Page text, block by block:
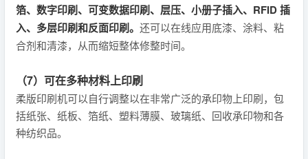
箔、数字印刷、可变数据印刷、层压、小册子插入、RFID 插
入、多层印刷和反面印刷。 还可以在线应用底漆、涂料、粘
合剂和清漆，从而缩短整体修整时间。
（7）可在多种材料上印刷
柔版印刷机可以自行调整以在非常广泛的承印物上印刷，包
括纸张、纸板、箔纸、塑料薄膜、玻璃纸、回收承印物和各
种纺织品。